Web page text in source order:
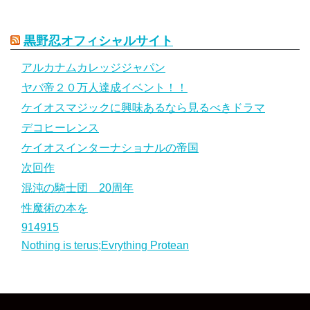
黒野忍オフィシャルサイト
アルカナムカレッジジャパン
ヤバ帝２０万人達成イベント！！
ケイオスマジックに興味あるなら見るべきドラマ
デコヒーレンス
ケイオスインターナショナルの帝国
次回作
混沌の騎士団 20周年
性魔術の本を
914915
Nothing is terus;Evrything Protean